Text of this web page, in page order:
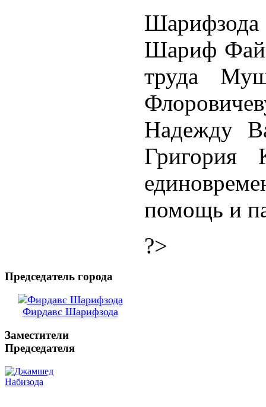
Шарифзода
Шариф
труда
Надежду
помощь и
?>
Председатель города
Фирдавс Шарифзода
Заместители
Председателя